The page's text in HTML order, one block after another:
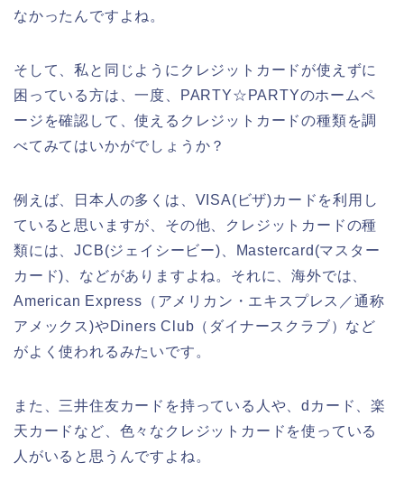
なかったんですよね。
そして、私と同じようにクレジットカードが使えずに
困っている方は、一度、PARTY☆PARTYのホームペ
ージを確認して、使えるクレジットカードの種類を調
べてみてはいかがでしょうか？
例えば、日本人の多くは、VISA(ビザ)カードを利用し
ていると思いますが、その他、クレジットカードの種
類には、JCB(ジェイシービー)、Mastercard(マスター
カード)、などがありますよね。それに、海外では、
American Express（アメリカン・エキスプレス／通称
アメックス)やDiners Club（ダイナースクラブ）など
がよく使われるみたいです。
また、三井住友カードを持っている人や、dカード、楽
天カードなど、色々なクレジットカードを使っている
人がいると思うんですよね。